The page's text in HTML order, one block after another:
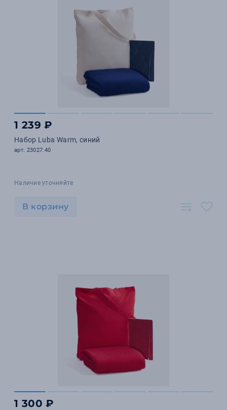
1 239 ₽
Набор Luba Warm, синий
арт. 23027.40
Наличие уточняйте
В корзину
1 300 ₽